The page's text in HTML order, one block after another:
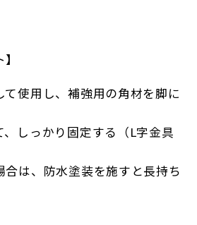
て使用し、補強用の角材を脚に
、しっかり固定する（L字金具
合は、防水塗装を施すと長持ち